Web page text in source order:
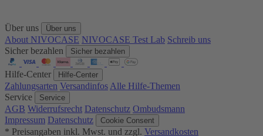
Über uns Über uns
About NIVOCASE NIVOCASE Test Lab Schreib uns
Sicher bezahlen
Sicher bezahlen
Hilfe-Center Hilfe-Center
Zahlungsarten Versandinfos Alle Hilfe-Themen
Service
Service
AGB Widerrufsrecht Datenschutz Ombudsmann
Impressum Datenschutz Cookie Consent
* Preisangaben inkl. Mwst. und zzgl. Versandkosten